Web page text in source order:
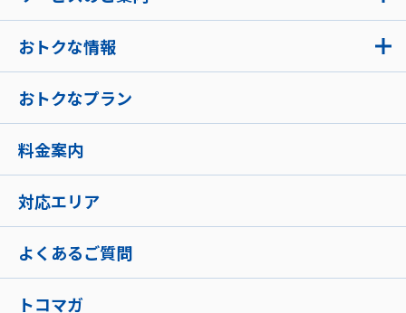
おトクな情報
おトクなプラン
料金案内
対応エリア
よくあるご質問
トコマガ